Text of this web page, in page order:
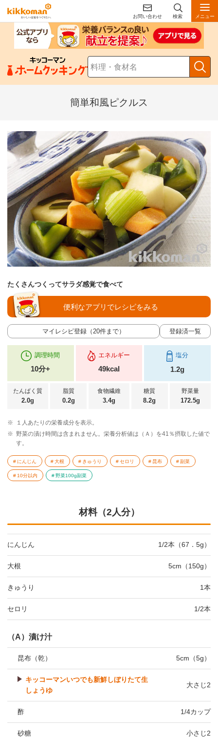
お問い合わせ 検索 メニュー
簡単和風ピクルス
たくさんつくってサラダ感覚で食べて
マイレシピ登録（20件まで） 登録済一覧
便利なアプリでレシピをみる
調理時間
10分+
エネルギー
49kcal
塩分
1.2g
たんぱく質
2.0g
脂質
0.2g
食物繊維
3.4g
糖質
8.2g
野菜量
172.5g
※
１人あたりの栄養成分を表示。
※ 野菜の漬け時間は含まれません。栄養分析値は（Ａ）を41％摂取した値で
す。
にんじん 大根 きゅうり セロリ 昆布 副菜
10分以内 野菜100g副菜
材料（2人分）
にんじん 1/2本（67．5g）
大根 5cm（150g）
きゅうり 1本
セロリ 1/2本
（A）漬け汁
昆布（乾） 5cm（5g）
キッコーマンいつでも新鮮しぼりたて生
しょうゆ
大さじ2
酢 1/4カップ
砂糖 小さじ2